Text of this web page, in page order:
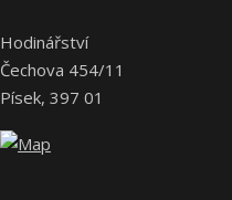
Hodinářství
Čechova 454/11
Písek, 397 01